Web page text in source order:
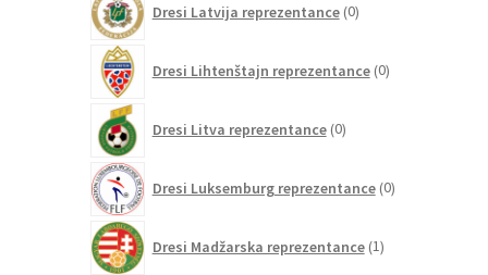
Dresi Latvija reprezentance 0izdelkov
Dresi Lihtenštajn reprezentance 0izdelkov
Dresi Litva reprezentance 0izdelkov
Dresi Luksemburg reprezentance 0izdelkov
Dresi Madžarska reprezentance 1izdelek